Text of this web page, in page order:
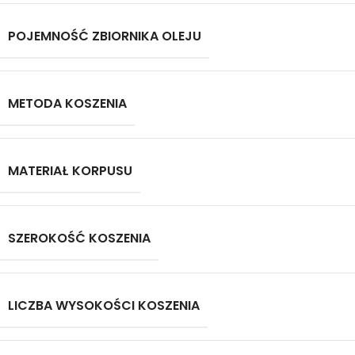
POJEMNOŚĆ ZBIORNIKA OLEJU
METODA KOSZENIA
MATERIAŁ KORPUSU
SZEROKOŚĆ KOSZENIA
LICZBA WYSOKOŚCI KOSZENIA